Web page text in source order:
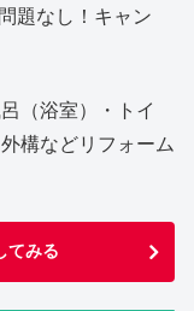
題なし！キャン
（浴室）・トイ
構などリフォーム
てみる